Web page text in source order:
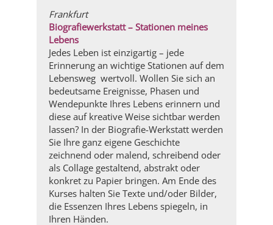
Frankfurt
Biografiewerkstatt – Stationen meines
Lebens
Jedes Leben ist einzigartig – jede
Erinnerung an wichtige Stationen auf dem
Lebensweg wertvoll. Wollen Sie sich an
bedeutsame Ereignisse, Phasen und
Wendepunkte Ihres Lebens erinnern und
diese auf kreative Weise sichtbar werden
lassen? In der Biografie-Werkstatt werden
Sie Ihre ganz eigene Geschichte
zeichnend oder malend, schreibend oder
als Collage gestaltend, abstrakt oder
konkret zu Papier bringen. Am Ende des
Kurses halten Sie Texte und/oder Bilder,
die Essenzen Ihres Lebens spiegeln, in
Ihren Händen.